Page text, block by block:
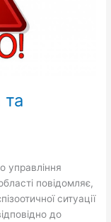
та
управління
повідомляє,
ситуації
до